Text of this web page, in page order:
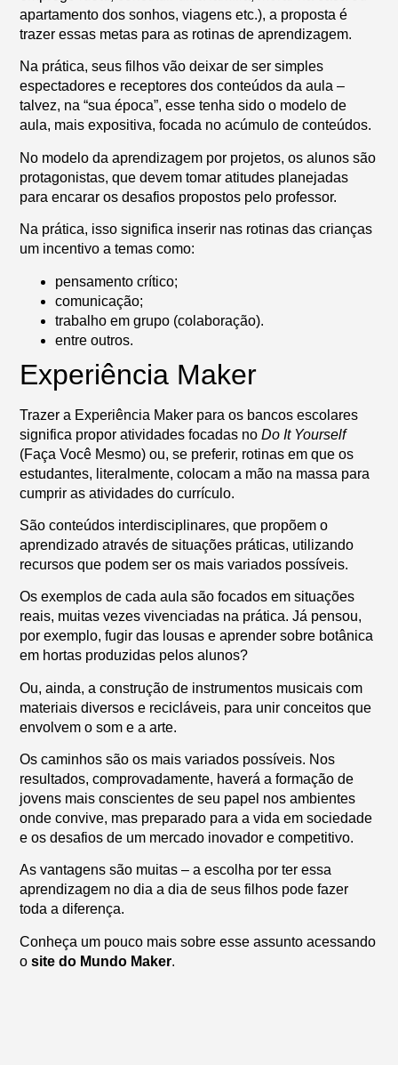
apartamento dos sonhos, viagens etc.), a proposta é
trazer essas metas para as rotinas de aprendizagem.
Na prática, seus filhos vão deixar de ser simples
espectadores e receptores dos conteúdos da aula –
talvez, na “sua época”, esse tenha sido o modelo de
aula, mais expositiva, focada no acúmulo de conteúdos.
No modelo da aprendizagem por projetos, os alunos são
protagonistas, que devem tomar atitudes planejadas
para encarar os desafios propostos pelo professor.
Na prática, isso significa inserir nas rotinas das crianças
um incentivo a temas como:
pensamento crítico;
comunicação;
trabalho em grupo (colaboração).
entre outros.
Experiência Maker
Trazer a Experiência Maker para os bancos escolares
significa propor atividades focadas noDo It Yourself
(Faça Você Mesmo) ou, se preferir, rotinas em que os
estudantes, literalmente, colocam a mão na massa para
cumprir as atividades do currículo.
São conteúdos interdisciplinares, que propõem o
aprendizado através de situações práticas, utilizando
recursos que podem ser os mais variados possíveis.
Os exemplos de cada aula são focados em situações
reais, muitas vezes vivenciadas na prática. Já pensou,
por exemplo, fugir das lousas e aprender sobre botânica
em hortas produzidas pelos alunos?
Ou, ainda, a construção de instrumentos musicais com
materiais diversos e recicláveis, para unir conceitos que
envolvem o som e a arte.
Os caminhos são os mais variados possíveis. Nos
resultados, comprovadamente, haverá a formação de
jovens mais conscientes de seu papel nos ambientes
onde convive, mas preparado para a vida em sociedade
e os desafios de um mercado inovador e competitivo.
As vantagens são muitas – a escolha por ter essa
aprendizagem no dia a dia de seus filhos pode fazer
toda a diferença.
Conheça um pouco mais sobre esse assunto acessando
osite do Mundo Maker.